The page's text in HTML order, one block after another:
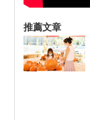
推薦文章